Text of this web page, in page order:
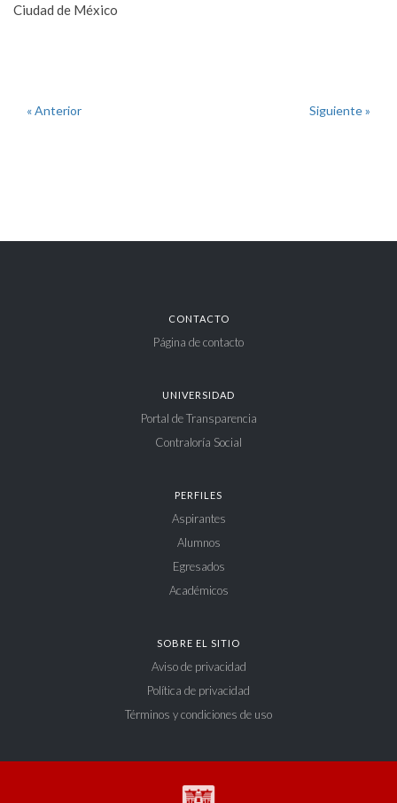
Ciudad de México
« Anterior Siguiente »
CONTACTO
Página de contacto
UNIVERSIDAD
Portal de Transparencia
Contraloría Social
PERFILES
Aspirantes
Alumnos
Egresados
Académicos
SOBRE EL SITIO
Aviso de privacidad
Política de privacidad
Términos y condiciones de uso